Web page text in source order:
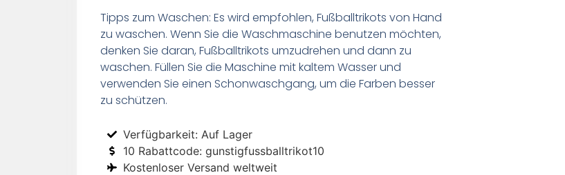
Tipps zum Waschen: Es wird empfohlen, Fußballtrikots von Hand
zu waschen. Wenn Sie die Waschmaschine benutzen möchten,
denken Sie daran, Fußballtrikots umzudrehen und dann zu
waschen. Füllen Sie die Maschine mit kaltem Wasser und
verwenden Sie einen Schonwaschgang, um die Farben besser
zu schützen.
Verfügbarkeit: Auf Lager
10 Rabattcode: gunstigfussballtrikot10
Kostenloser Versand weltweit